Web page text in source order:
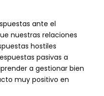
ante el
nuestras relaciones
hostiles
pasivas a
a gestionar bien
muy positivo en